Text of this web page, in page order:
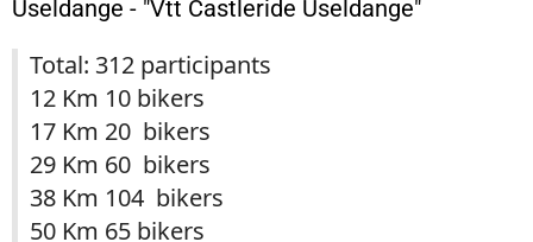
Useldange - "Vtt Castleride Useldange"
Total: 312 participants
12 Km 10 bikers
17 Km 20 bikers
29 Km 60 bikers
38 Km 104 bikers
50 Km 65 bikers